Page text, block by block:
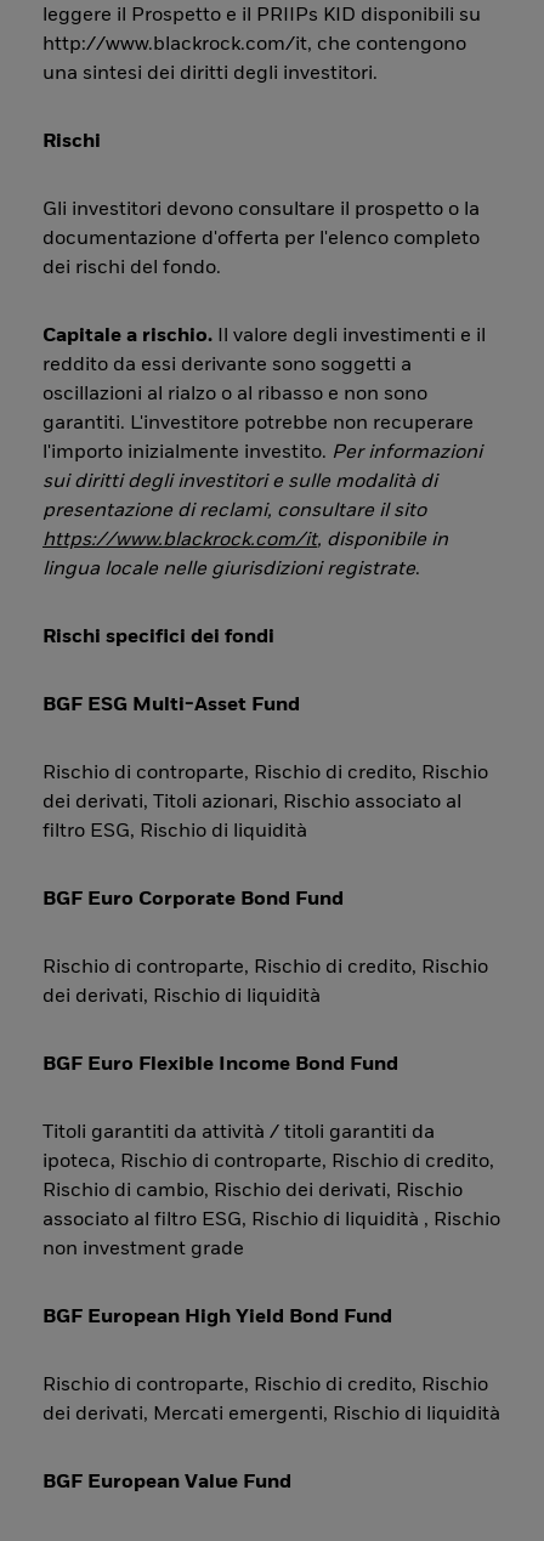
leggere il Prospetto e il PRIIPs KID disponibili su
http://www.blackrock.com/it, che contengono
una sintesi dei diritti degli investitori.
Rischi
Gli investitori devono consultare il prospetto o la
documentazione d'offerta per l'elenco completo
dei rischi del fondo.
Capitale a rischio. Il valore degli investimenti e il
reddito da essi derivante sono soggetti a
oscillazioni al rialzo o al ribasso e non sono
garantiti. L'investitore potrebbe non recuperare
l'importo inizialmente investito. Per informazioni
sui diritti degli investitori e sulle modalità di
presentazione di reclami, consultare il sito
https://www.blackrock.com/it, disponibile in
lingua locale nelle giurisdizioni registrate.
Rischi specifici dei fondi
BGF ESG Multi-Asset Fund
Rischio di controparte, Rischio di credito, Rischio
dei derivati, Titoli azionari, Rischio associato al
filtro ESG, Rischio di liquidità
BGF Euro Corporate Bond Fund
Rischio di controparte, Rischio di credito, Rischio
dei derivati, Rischio di liquidità
BGF Euro Flexible Income Bond Fund
Titoli garantiti da attività / titoli garantiti da
ipoteca, Rischio di controparte, Rischio di credito,
Rischio di cambio, Rischio dei derivati, Rischio
associato al filtro ESG, Rischio di liquidità , Rischio
non investment grade
BGF European High Yield Bond Fund
Rischio di controparte, Rischio di credito, Rischio
dei derivati, Mercati emergenti, Rischio di liquidità
BGF European Value Fund